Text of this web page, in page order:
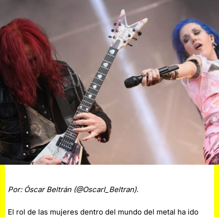
Por: Óscar Beltrán (@OscarI_Beltran).
El rol de las mujeres dentro del mundo del metal ha ido